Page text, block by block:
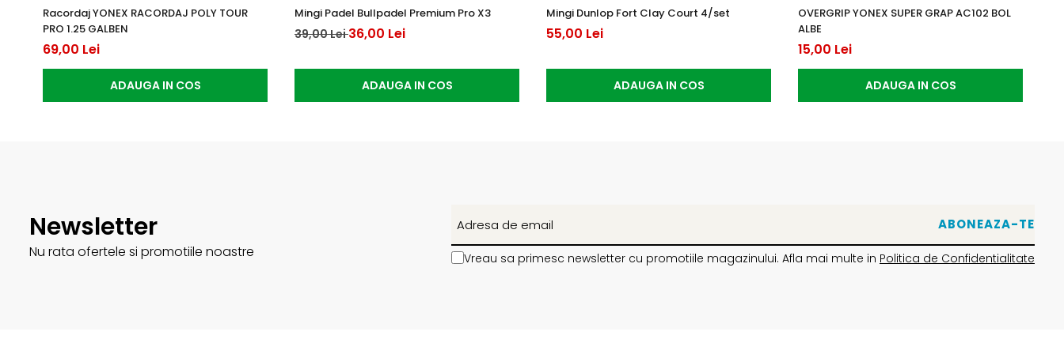
Racordaj YONEX RACORDAJ POLY TOUR
PRO 1.25 GALBEN
69,00 Lei
ADAUGA IN COS
Mingi Padel Bullpadel Premium Pro X3
39,00 Lei36,00 Lei
ADAUGA IN COS
Mingi Dunlop Fort Clay Court 4/set
55,00 Lei
ADAUGA IN COS
OVERGRIP YONEX SUPER GRAP AC102 BOL
ALBE
15,00 Lei
ADAUGA IN COS
Newsletter
Nu rata ofertele si promotiile noastre Vreau sa primesc newsletter cu promotiile magazinului. Afla mai multe in Politica de Confidentialitate